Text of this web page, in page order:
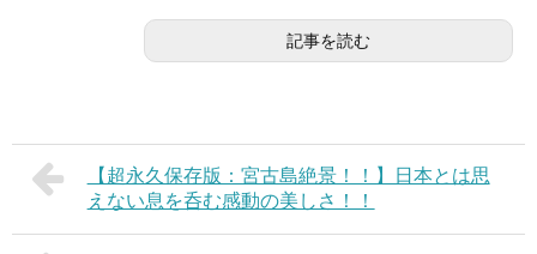
記事を読む
【超永久保存版：宮古島絶景！！】日本とは思
えない息を呑む感動の美しさ！！